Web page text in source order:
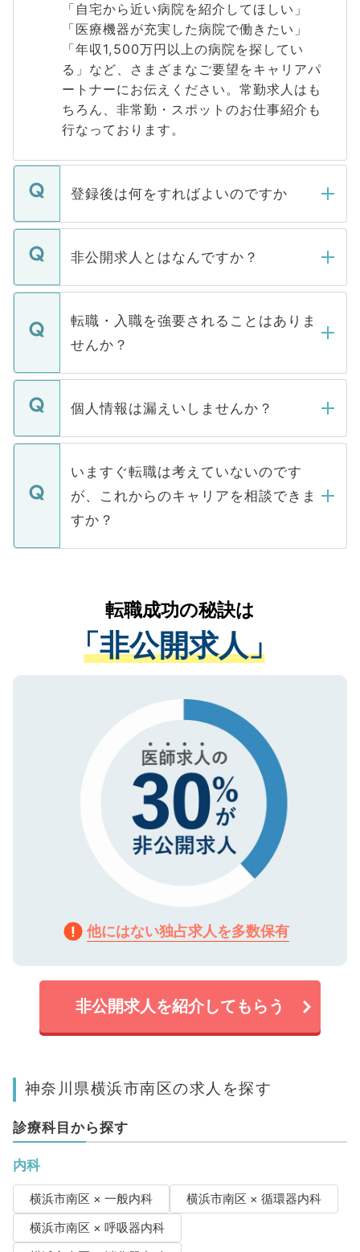
「自宅から近い病院を紹介してほしい」
「医療機器が充実した病院で働きたい」
「年収1,500万円以上の病院を探してい
る」など、さまざまなご要望をキャリアパ
ートナーにお伝えください。常勤求人はも
ちろん、非常勤・スポットのお仕事紹介も
行なっております。
登録後は何をすればよいのですか
ご登録いただきましたら、弊社担当者がご
登録内容を確認し、その後メールもしくは
ます。通常、5営業日以内にはご連絡をせて
いただきますので、しばらくお待ちくださ
非公開求人とはなんですか？
マイナビDOCTORで取り扱っている求人の
うち約3割は、Webサイトからご覧いただ
けない「非公開求人」です。非公開求人は
下記の理由によって、一般には公開してい
ません。
■応募殺到を避けるため 人気のある医療機
関を公にしてしまうと、応募が殺到する場
に、医療機関が求める条件に合った人材の
みを人材紹介会社に依頼するケースが増え
ています。
転職・入職を強要されることはありま
せんか？
転職・入職を強要することは一切ありませ
ん。また、仮に応募先から内定をいただい
定を承諾する必要はありません。内定先へ
の辞退の連絡はキャリアパートナーが行い
個人情報は漏えいしませんか？
個人情報が漏えいすることはありませんの
で、ご安心ください。当サイトからの登録
などで収集したご登録者様の個人情報は、
ご本人のキャリアアップおよび転職活動の
支援を目的に使用いたします。お預かりし
ているすべての個人データはご本人の許可
は、個人情報の取り扱いについての厳密な
管理基準を満たした事業者のみに付与され
る、プライバシーマークを取得済みです。
で、機密保持に関してもご安心ください。
いますぐ転職は考えていないのです
が、これからのキャリアを相談できま
すか？
かがいして、現在の医療機関の状況や紹介
経験をまじえながら、適切なアドバイスを
させていただきます。すぐにご転職をされ
ない方には、長期的なサポートが可能です
ので、まずはご登録ください。
転職成功の秘訣は
「非公開求人」
他にはない独占求人を多数保有
非公開求人を紹介してもらう
神奈川県横浜市南区の求人を探す
診療科目から探す
内科
横浜市南区 × 一般内科
横浜市南区 × 循環器内科
横浜市南区 × 呼吸器内科